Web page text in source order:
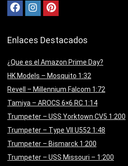
Enlaces Destacados
¿Que es el Amazon Prime Day?
HK Models – Mosquito 1:32
Revell – Millennium Falcom 1:72
Tamiya – AROCS 6×6 RC 1:14
Trumpeter – USS Yorktown CV5 1:200
Trumpeter – Type VII U552 1:48
Trumpeter – Bismarck 1:200
Trumpeter – USS Missouri – 1:200